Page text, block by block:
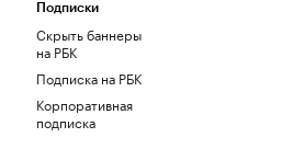
Подписки
Скрыть баннеры
на РБК
Подписка на РБК
Корпоративная
подписка